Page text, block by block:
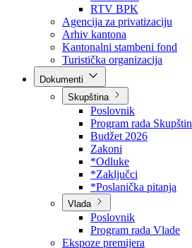
Direkcija za šumarstvo
Javna preduzeća
BPK šume
RTV BPK
Agencija za privatizaciju
Arhiv kantona
Kantonalni stambeni fond
Turistička organizacija
Skupština
Poslovnik
Program rada Skupštine
Budžet 2026
Zakoni
*Odluke
*Zaključci
*Poslanička pitanja
Vlada